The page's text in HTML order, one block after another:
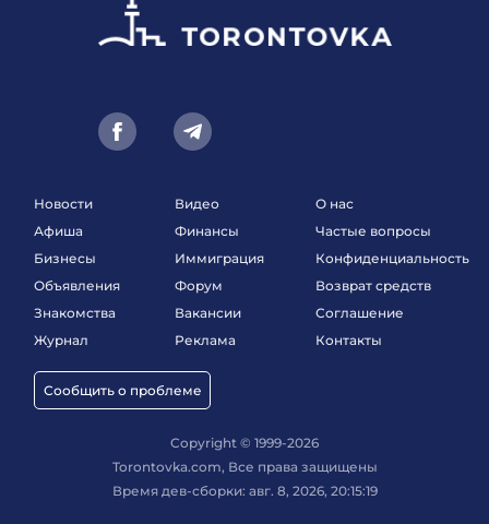
Новости
Афиша
Бизнесы
Объявления
Знакомства
Журнал
Сообщить о проблеме
Видео
Финансы
Иммиграция
Форум
Вакансии
Реклама
О нас
Частые вопросы
Конфиденциальность
Возврат средств
Соглашение
Контакты
Copyright © 1999-2026
Torontovka.com, Все права защищены
Время дев-сборки: авг. 8, 2026, 20:15:19